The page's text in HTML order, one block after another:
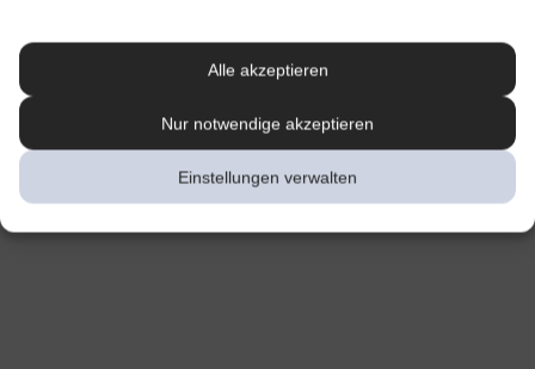
Alle akzeptieren
Nur notwendige akzeptieren
Einstellungen verwalten